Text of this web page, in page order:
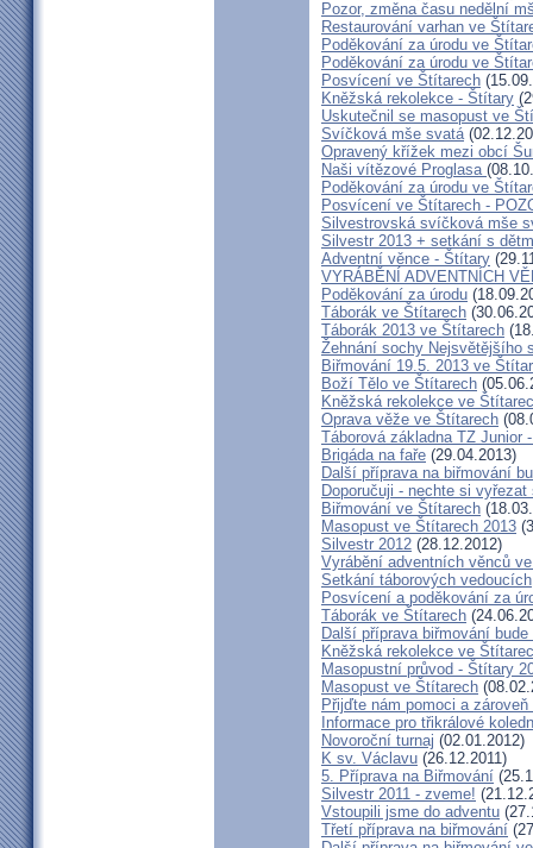
Pozor, změna času nedělní
Restaurování varhan ve
Poděkování za úrodu ve
Poděkování za úrodu ve
Posvícení ve Štítarech
Kněžská rekolekce - Štítary
Uskutečnil se masopust ve
Svíčková mše svatá
Opravený křížek mezi obcí
Naši vítězové Proglasa
Poděkování za úrodu ve
Posvícení ve Štítarech -
Silvestrovská svíčková mše
Silvestr 2013 + setkání s
Adventní věnce - Štítary
VYRÁBĚNÍ ADVENTNÍCH
Poděkování za úrodu
Táborák ve Štítarech
Táborák 2013 ve Štítarech
Žehnání sochy Nejsvětějšího
Biřmování 19.5. 2013 ve
Boží Tělo ve Štítarech
Kněžská rekolekce ve
Oprava věže ve Štítarech
Táborová základna TZ Junior
Brigáda na faře (29.04.2013)
Další příprava na biřmování
Doporučuji - nechte si vyřezat
Biřmování ve Štítarech
Masopust ve Štítarech 2013
Silvestr 2012 (28.12.2012)
Vyrábění adventních věnců
Setkání táborových vedoucích
Posvícení a poděkování za
Táborák ve Štítarech
Další příprava biřmování
Kněžská rekolekce ve
Masopustní průvod - Štítary
Masopust ve Štítarech
Přijďte nám pomoci a
Informace pro třikrálové
Novoroční turnaj (02.01.2012)
K sv. Václavu (26.12.2011)
5. Příprava na Biřmování
Silvestr 2011 - zveme!
Vstoupili jsme do adventu
Třetí příprava na biřmování